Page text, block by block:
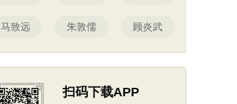
马致远 朱敦儒 顾炎武
扫码下载APP